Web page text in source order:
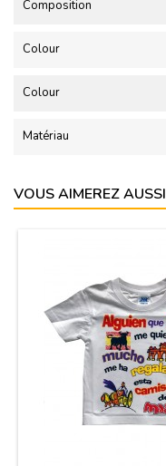
Composition
Colour
Colour
Matériau
VOUS AIMEREZ AUSSI